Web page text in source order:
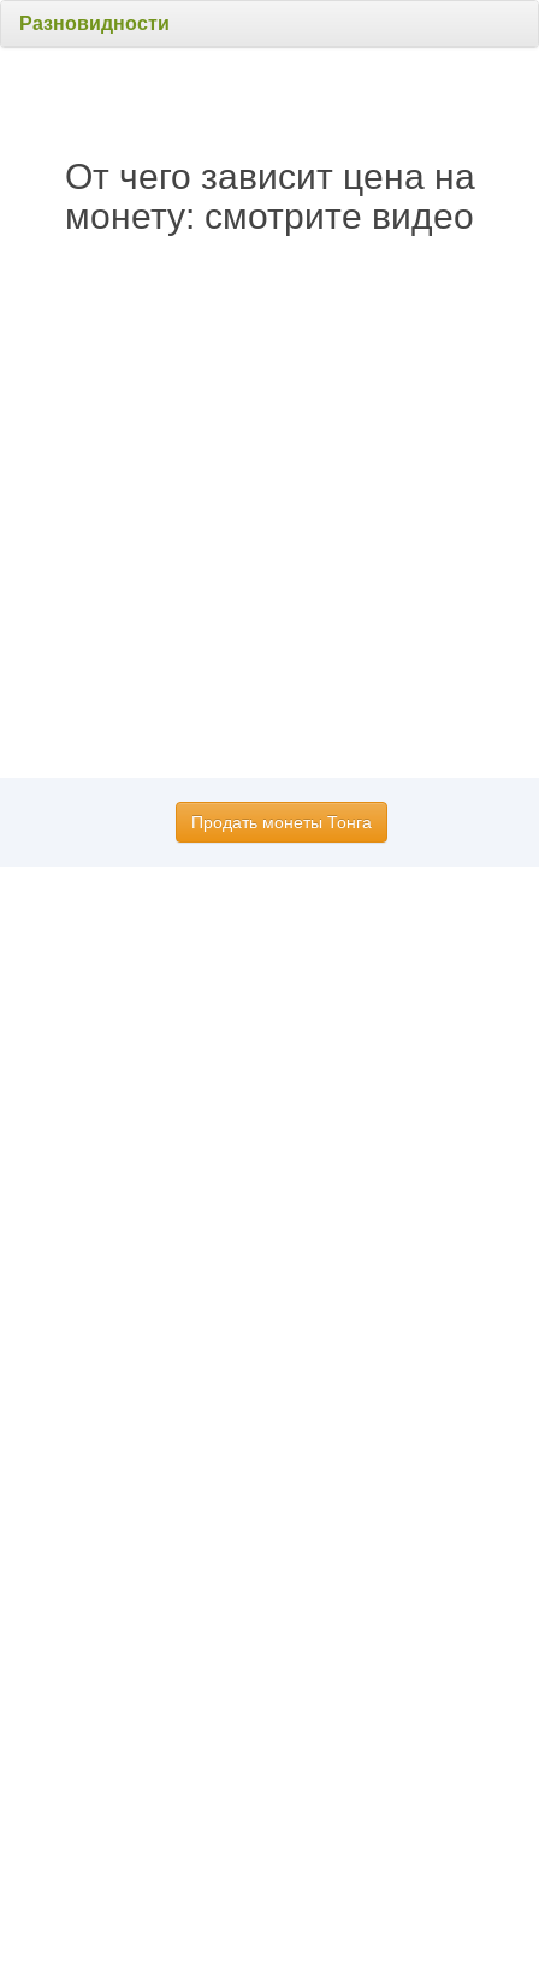
Разновидности
От чего зависит цена на
монету: смотрите видео
Продать монеты Тонга